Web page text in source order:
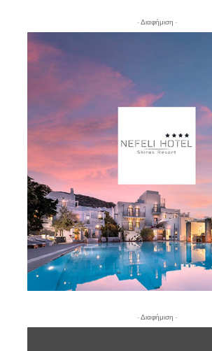
- Διαφήμιση -
- Διαφήμιση -